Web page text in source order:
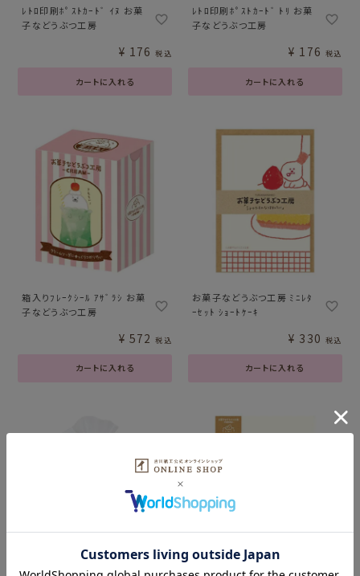
ﾚﾄﾛ印刷ﾎﾟｽﾄｶｰﾄﾞ ｲﾇ お菓
子などうぶつ工房
カートに入れる
¥ 176 税込
ﾚﾄﾛ印刷ﾎﾟｽﾄｶｰﾄﾞ ﾄﾘ お菓
子などうぶつ工房
カートに入れる
¥ 176 税込
箱入りﾌﾚｰｸｼｰﾙ ｱｻﾞﾗｼ お菓
子などうぶつ工房
カートに入れる
¥ 572 税込
お菓子などうぶつ工房 ﾐﾆﾚﾀ
ｰｾｯﾄ ｼｮｰﾄｹｰｷ
カートに入れる
¥ 330 税込